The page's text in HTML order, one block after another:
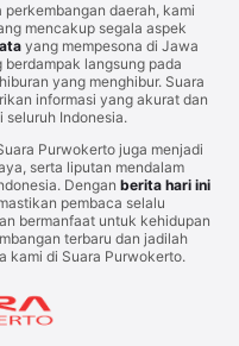
daerah, kami
mencakup segala aspek
yang mempesona di Jawa
langsung pada
yang menghibur. Suara
informasi yang akurat dan
seluruh Indonesia.
Purwokerto juga menjadi
serta liputan mendalam
Dengan berita hari ini
pembaca selalu
bermanfaat untuk kehidupan
terbaru dan jadilah
kami di Suara Purwokerto.